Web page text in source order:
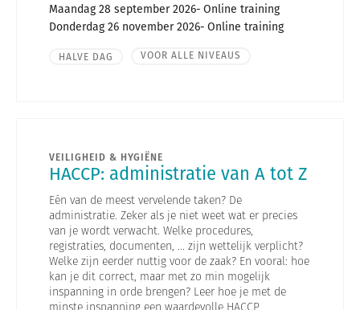
Maandag 28 september 2026 Online training
Donderdag 26 november 2026 Online training
HALVE DAG VOOR ALLE NIVEAUS
VEILIGHEID & HYGIËNE
HACCP: administratie van A tot Z
Eén van de meest vervelende taken? De
administratie. Zeker als je niet weet wat er precies
van je wordt verwacht. Welke procedures,
registraties, documenten, ... zijn wettelijk verplicht?
Welke zijn eerder nuttig voor de zaak? En vooral: hoe
kan je dit correct, maar met zo min mogelijk
inspanning in orde brengen? Leer hoe je met de